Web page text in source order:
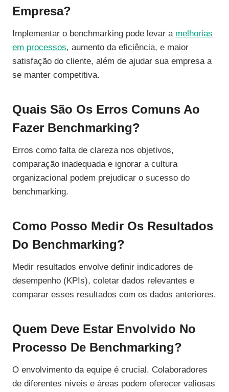
Empresa?
Implementar o benchmarking pode levar a melhorias
em processos, aumento da eficiência, e maior
satisfação do cliente, além de ajudar sua empresa a
se manter competitiva.
Quais São Os Erros Comuns Ao
Fazer Benchmarking?
Erros como falta de clareza nos objetivos,
comparação inadequada e ignorar a cultura
organizacional podem prejudicar o sucesso do
benchmarking.
Como Posso Medir Os Resultados
Do Benchmarking?
Medir resultados envolve definir indicadores de
desempenho (KPIs), coletar dados relevantes e
comparar esses resultados com os dados anteriores.
Quem Deve Estar Envolvido No
Processo De Benchmarking?
O envolvimento da equipe é crucial. Colaboradores
de diferentes níveis e áreas podem oferecer valiosas